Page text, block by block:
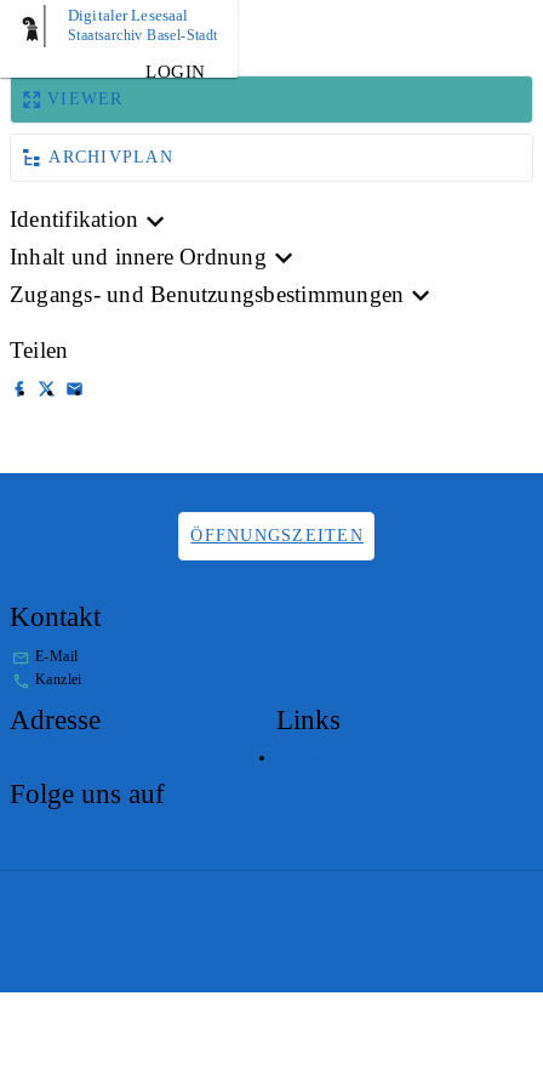
Digitaler Lesesaal
Staatsarchiv Basel-Stadt
LOGIN
BILD
VIEWER
ARCHIVPLAN
Identifikation
Inhalt und innere Ordnung
Zugangs- und Benutzungsbestimmungen
Teilen
ÖFFNUNGSZEITEN
Kontakt
E-Mail
Kanzlei
Adresse Links
Folge uns auf